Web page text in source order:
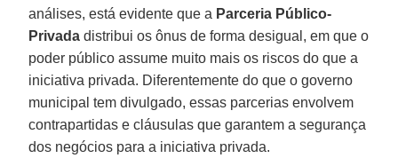
análises, está evidente que a Parceria Público-
Privada distribui os ônus de forma desigual, em que o
poder público assume muito mais os riscos do que a
iniciativa privada. Diferentemente do que o governo
municipal tem divulgado, essas parcerias envolvem
contrapartidas e cláusulas que garantem a segurança
dos negócios para a iniciativa privada.